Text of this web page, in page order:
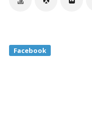
Facebook